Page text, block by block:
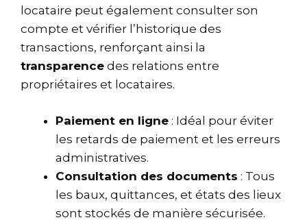
locataire peut également consulter son
compte et vérifier l’historique des
transactions, renforçant ainsi la
transparence des relations entre
propriétaires et locataires.
Paiement en ligne : Idéal pour éviter
les retards de paiement et les erreurs
administratives.
Consultation des documents : Tous
les baux, quittances, et états des lieux
sont stockés de manière sécurisée.